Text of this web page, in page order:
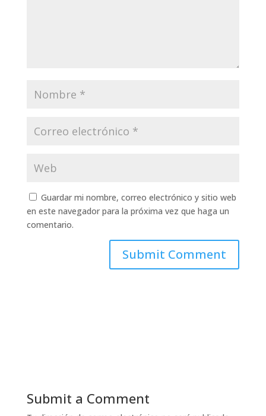
Guardar mi nombre, correo electrónico y sitio web
en este navegador para la próxima vez que haga un
comentario.
Submit a Comment